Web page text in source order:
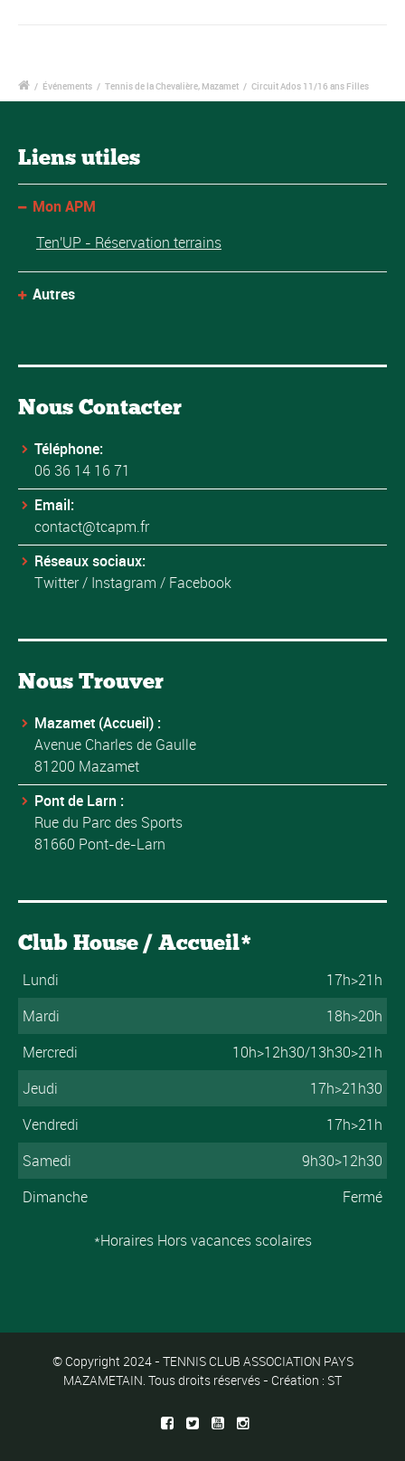
/ Événements / Tennis de la Chevalière, Mazamet / Circuit Ados 11/16 ans Filles
Liens utiles
Mon APM
Ten'UP - Réservation terrains
Autres
Nous Contacter
Téléphone:
06 36 14 16 71
Email:
contact@tcapm.fr
Réseaux sociaux:
Twitter/ Instagram / Facebook
Nous Trouver
Mazamet (Accueil) :
Avenue Charles de Gaulle
81200 Mazamet
Pont de Larn :
Rue du Parc des Sports
81660 Pont-de-Larn
Club House / Accueil*
Lundi
17h>21h
Mardi
18h>20h
Mercredi
10h>12h30/13h30>21h
Jeudi
17h>21h30
Vendredi
17h>21h
Samedi
9h30>12h30
Dimanche
Fermé
*Horaires Hors vacances scolaires
© Copyright 2024 - TENNIS CLUB ASSOCIATION PAYS
MAZAMETAIN. Tous droits réservés - Création : ST